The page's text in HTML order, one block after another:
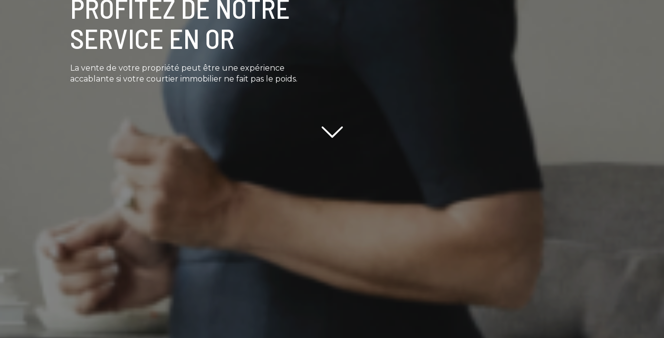
PROFITEZ DE NOTRE
SERVICE EN OR
La vente de votre propriété peut être une expérience
accablante si votre courtier immobilier ne fait pas le poids.